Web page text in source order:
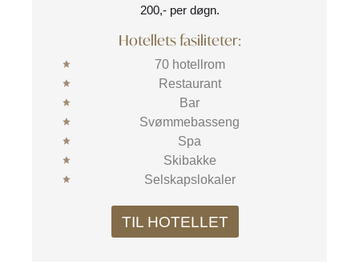
200,- per døgn.
Hotellets fasiliteter:
70 hotellrom
Restaurant
Bar
Svømmebasseng
Spa
Skibakke
Selskapslokaler
TIL HOTELLET